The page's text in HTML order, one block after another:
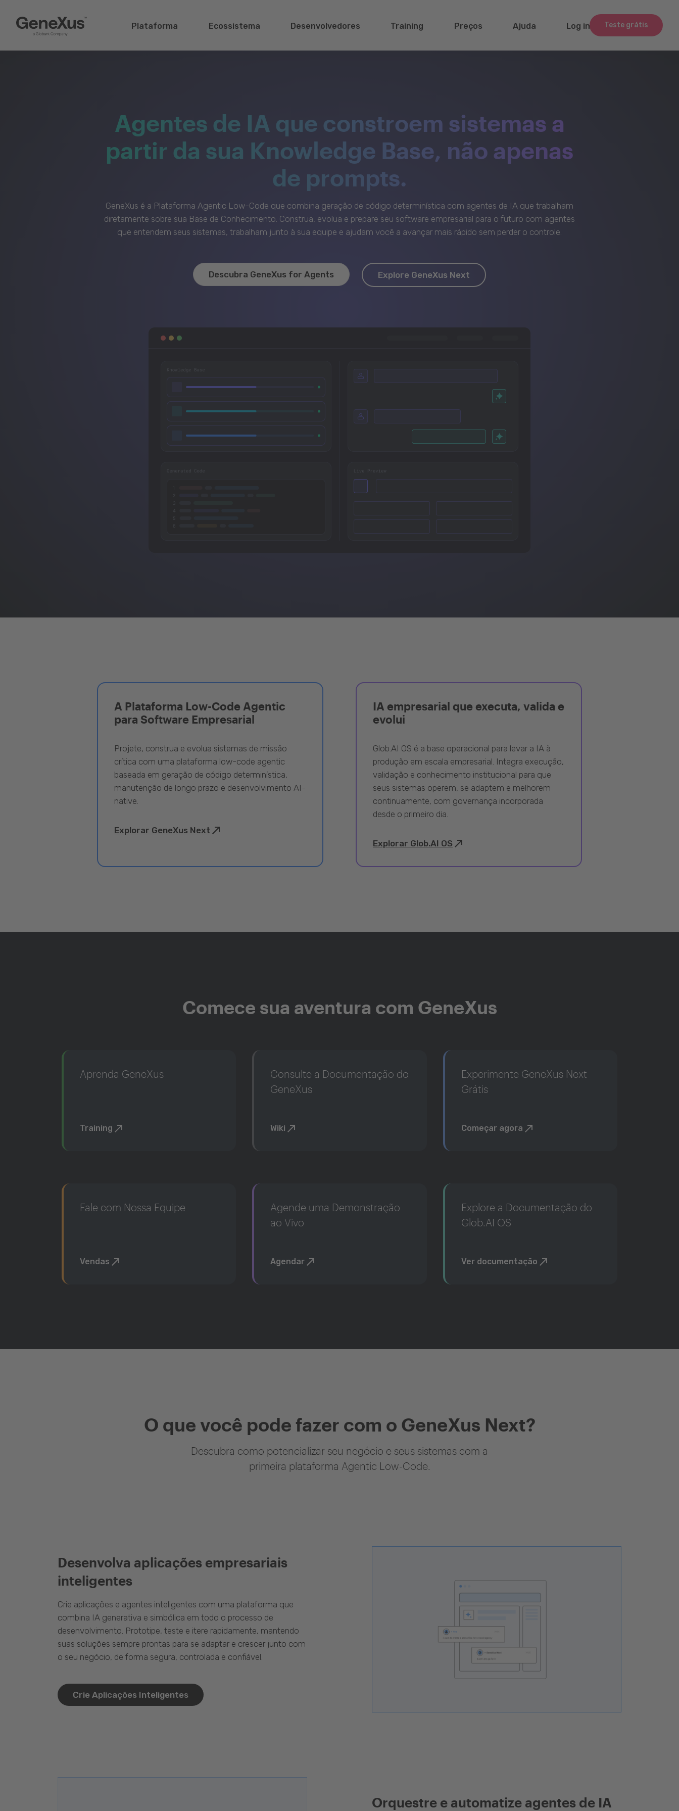
Teste grátis
Plataforma Ecossistema Desenvolvedores Training Preços Ajuda Log in
Agentes de IA que constroem sistemas a
partir da sua Knowledge Base, não apenas
de prompts.
GeneXus é a Plataforma Agentic Low-Code que combina geração de código determinística com agentes de IA que trabalham
diretamente sobre sua Base de Conhecimento. Construa, evolua e prepare seu software empresarial para o futuro com agentes
que entendem seus sistemas, trabalham junto à sua equipe e ajudam você a avançar mais rápido sem perder o controle.
Descubra GeneXus for Agents Explore GeneXus Next
A Plataforma Low-Code Agentic
para Software Empresarial
Projete, construa e evolua sistemas de missão
crítica com uma plataforma low-code agentic
baseada em geração de código determinística,
manutenção de longo prazo e desenvolvimento AI-
native.
Explorar GeneXus Next
IA empresarial que executa, valida e
evolui
Glob.AI OS é a base operacional para levar a IA à
produção em escala empresarial. Integra execução,
validação e conhecimento institucional para que
seus sistemas operem, se adaptem e melhorem
continuamente, com governança incorporada
desde o primeiro dia.
Explorar Glob.AI OS
Comece sua aventura com GeneXus
Aprenda GeneXus
Training
Consulte a Documentação do
GeneXus
Wiki
Experimente GeneXus Next
Grátis
Começar agora
Fale com Nossa Equipe
Vendas
Agende uma Demonstração
ao Vivo
Agendar
Explore a Documentação do
Glob.AI OS
Ver documentação
O que você pode fazer com o GeneXus Next?
Descubra como potencializar seu negócio e seus sistemas com a
primeira plataforma Agentic Low-Code.
Desenvolva aplicações empresariais
inteligentes
Crie aplicações e agentes inteligentes com uma plataforma que
combina IA generativa e simbólica em todo o processo de
desenvolvimento. Prototipe, teste e itere rapidamente, mantendo
suas soluções sempre prontas para se adaptar e crescer junto com
o seu negócio, de forma segura, controlada e confiável.
Crie Aplicações Inteligentes
Orquestre e automatize agentes de IA